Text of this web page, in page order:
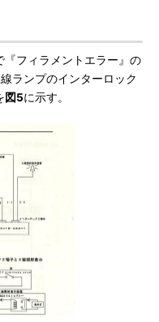
フィラメントエラー』の
ランプのインターロック
図5に示す。